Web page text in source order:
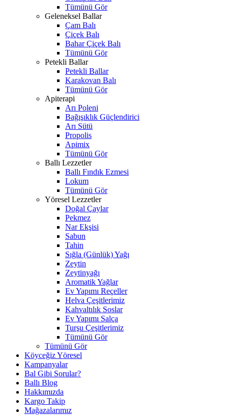
Tümünü Gör
Geleneksel Ballar
Çam Balı
Çiçek Balı
Bahar Çiçek Balı
Tümünü Gör
Petekli Ballar
Petekli Ballar
Karakovan Balı
Tümünü Gör
Apiterapi
Arı Poleni
Bağışıklık Güçlendirici
Arı Sütü
Propolis
Apimix
Tümünü Gör
Ballı Lezzetler
Ballı Fındık Ezmesi
Lokum
Tümünü Gör
Yöresel Lezzetler
Doğal Çaylar
Pekmez
Nar Ekşisi
Sabun
Tahin
Sığla (Günlük) Yağı
Zeytin
Zeytinyağı
Aromatik Yağlar
Ev Yapımı Reçeller
Helva Çeşitlerimiz
Kahvaltılık Soslar
Ev Yapımı Salça
Turşu Çeşitlerimiz
Tümünü Gör
Tümünü Gör
Köyceğiz Yöresel
Kampanyalar
Bal Gibi Sorular?
Ballı Blog
Hakkımızda
Kargo Takip
Mağazalarımız